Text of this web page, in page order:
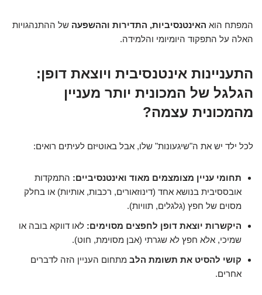
המפתח הוא האינטנסיביות, התדירות וההשפעה של ההתנהגויות
האלה על התפקוד היומיומי והלמידה.
התעניינות אינטנסיבית ויוצאת דופן:
הגלגל של המכונית יותר מעניין
מהמכונית עצמה?
לכל ילד יש את ה"שיגעונות" שלו, אבל באוטיזם לעיתים רואים:
תחומי עניין מצומצמים מאוד ואינטנסיביים: התמקדות
אובססיבית בנושא אחד (דינוזאורים, רכבות, אותיות) או בחלק
מסוים של חפץ (גלגלים, תוויות).
היקשרות יוצאת דופן לחפצים מסוימים: לאו דווקא בובה או
שמיכי, אלא חפץ לא שגרתי (אבן מסוימת, חוט).
קושי להסיט את תשומת הלב מתחום העניין הזה לדברים
אחרים.